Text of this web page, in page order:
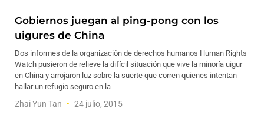
Gobiernos juegan al ping-pong con los
uigures de China
Dos informes de la organización de derechos humanos Human Rights
Watch pusieron de relieve la difícil situación que vive la minoría uigur
en China y arrojaron luz sobre la suerte que corren quienes intentan
hallar un refugio seguro en la
Zhai Yun Tan 24 julio, 2015